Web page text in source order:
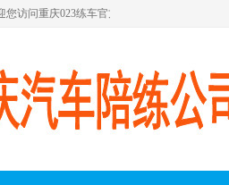
问重庆023练车官方网站！